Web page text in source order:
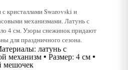
кристаллами Swarovski и
механизмами. Латунь с
4 см. Узоры снежинок придают
для праздничного сезона.
латунь с
механизм • Размер: 4 см •
мешочек